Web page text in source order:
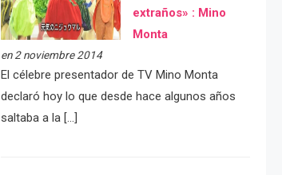
extraños» : Mino
Monta
en 2 noviembre 2014
El célebre presentador de TV Mino Monta
declaró hoy lo que desde hace algunos años
saltaba a la […]